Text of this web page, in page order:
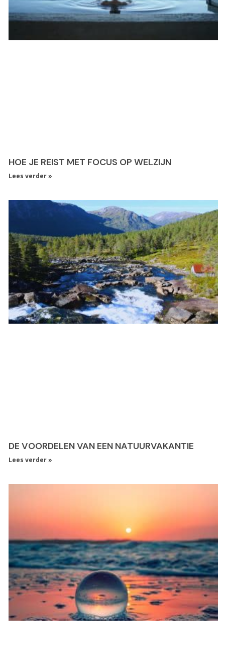
HOE JE REIST MET FOCUS OP WELZIJN
Lees verder »
DE VOORDELEN VAN EEN NATUURVAKANTIE
Lees verder »